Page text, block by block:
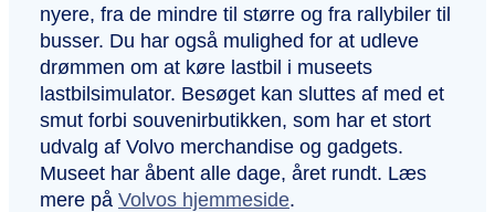
nyere, fra de mindre til større og fra rallybiler til
busser. Du har også mulighed for at udleve
drømmen om at køre lastbil i museets
lastbilsimulator. Besøget kan sluttes af med et
smut forbi souvenirbutikken, som har et stort
udvalg af Volvo merchandise og gadgets.
Museet har åbent alle dage, året rundt. Læs
mere på Volvos hjemmeside.